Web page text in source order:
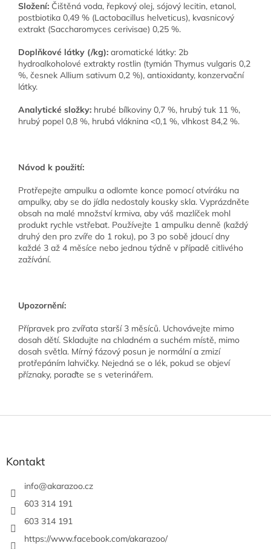
Složení: Čištěná voda, řepkový olej, sójový lecitin, etanol,
postbiotika 0,49 % (Lactobacillus helveticus), kvasnicový
extrakt (Saccharomyces cerivisae) 0,25 %.
Doplňkové látky (/kg): aromatické látky: 2b
hydroalkoholové extrakty rostlin (tymián Thymus vulgaris 0,2
%, česnek Allium sativum 0,2 %), antioxidanty, konzervační
látky.
Analytické složky: hrubé bílkoviny 0,7 %, hrubý tuk 11 %,
hrubý popel 0,8 %, hrubá vláknina <0,1 %, vlhkost 84,2 %.
Návod k použití:
Protřepejte ampulku a odlomte konce pomocí otvíráku na
ampulky, aby se do jídla nedostaly kousky skla. Vyprázdněte
obsah na malé množství krmiva, aby váš mazlíček mohl
produkt rychle vstřebat. Používejte 1 ampulku denně (každý
druhý den pro zvíře do 1 roku), po 3 po sobě jdoucí dny
každé 3 až 4 měsíce nebo jednou týdně v případě citlivého
zažívání.
Upozornění:
Přípravek pro zvířata starší 3 měsíců. Uchovávejte mimo
dosah dětí. Skladujte na chladném a suchém místě, mimo
dosah světla. Mírný fázový posun je normální a zmizí
protřepáním lahvičky. Nejedná se o lék, pokud se objeví
příznaky, poraďte se s veterinářem.
Kontakt
info@akarazoo.cz
603 314 191
603 314 191
https://www.facebook.com/akarazoo/